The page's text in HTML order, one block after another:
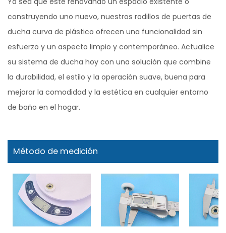
construyendo uno nuevo, nuestros rodillos de puertas de
ducha curva de plástico ofrecen una funcionalidad sin
esfuerzo y un aspecto limpio y contemporáneo. Actualice
su sistema de ducha hoy con una solución que combine
la durabilidad, el estilo y la operación suave, buena para
mejorar la comodidad y la estética en cualquier entorno
de baño en el hogar.
Método de medición